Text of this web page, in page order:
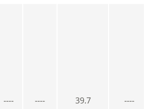
---- ---- 39.7 ----